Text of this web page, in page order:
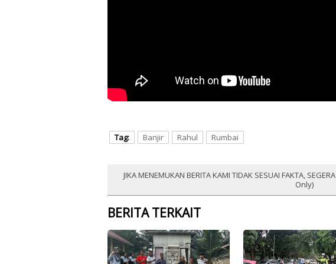
Tag: Banjir Rahul Rumbai
JIKA MENEMUKAN BERITA KAMI TIDAK SESUAI FAKTA,
Only)
BERITA TERKAIT